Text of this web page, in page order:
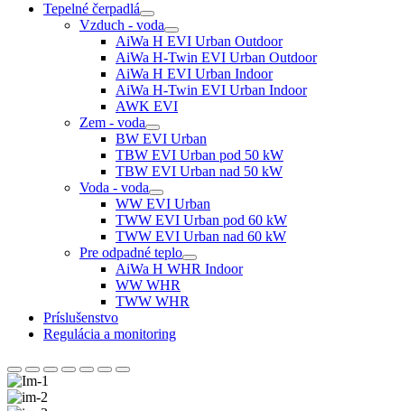
Tepelné čerpadlá
Vzduch - voda
AiWa H EVI Urban Outdoor
AiWa H-Twin EVI Urban Outdoor
AiWa H EVI Urban Indoor
AiWa H-Twin EVI Urban Indoor
AWK EVI
Zem - voda
BW EVI Urban
TBW EVI Urban pod 50 kW
TBW EVI Urban nad 50 kW
Voda - voda
WW EVI Urban
TWW EVI Urban pod 60 kW
TWW EVI Urban nad 60 kW
Pre odpadné teplo
AiWa H WHR Indoor
WW WHR
TWW WHR
Príslušenstvo
Regulácia a monitoring